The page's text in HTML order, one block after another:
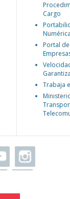
Cargo
Portal
Trabaja